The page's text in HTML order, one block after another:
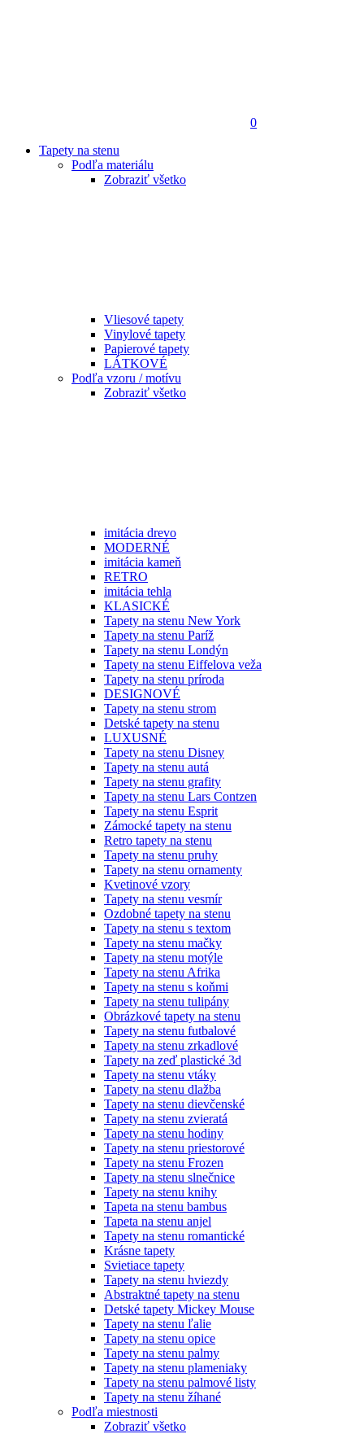
0
Tapety na stenu
Podľa materiálu
Zobraziť všetko
Vliesové tapety
Vinylové tapety
Papierové tapety
LÁTKOVÉ
Podľa vzoru / motívu
Zobraziť všetko
imitácia drevo
MODERNÉ
imitácia kameň
RETRO
imitácia tehla
KLASICKÉ
Tapety na stenu New York
Tapety na stenu Paríž
Tapety na stenu Londýn
Tapety na stenu Eiffelova veža
Tapety na stenu príroda
DESIGNOVÉ
Tapety na stenu strom
Detské tapety na stenu
LUXUSNÉ
Tapety na stenu Disney
Tapety na stenu autá
Tapety na stenu grafity
Tapety na stenu Lars Contzen
Tapety na stenu Esprit
Zámocké tapety na stenu
Retro tapety na stenu
Tapety na stenu pruhy
Tapety na stenu ornamenty
Kvetinové vzory
Tapety na stenu vesmír
Ozdobné tapety na stenu
Tapety na stenu s textom
Tapety na stenu mačky
Tapety na stenu motýle
Tapety na stenu Afrika
Tapety na stenu s koňmi
Tapety na stenu tulipány
Obrázkové tapety na stenu
Tapety na stenu futbalové
Tapety na stenu zrkadlové
Tapety na zeď plastické 3d
Tapety na stenu vtáky
Tapety na stenu dlažba
Tapety na stenu dievčenské
Tapety na stenu zvieratá
Tapety na stenu hodiny
Tapety na stenu priestorové
Tapety na stenu Frozen
Tapety na stenu slnečnice
Tapety na stenu knihy
Tapeta na stenu bambus
Tapeta na stenu anjel
Tapety na stenu romantické
Krásne tapety
Svietiace tapety
Tapety na stenu hviezdy
Abstraktné tapety na stenu
Detské tapety Mickey Mouse
Tapety na stenu ľalie
Tapety na stenu opice
Tapety na stenu palmy
Tapety na stenu plameniaky
Tapety na stenu palmové listy
Tapety na stenu žíhané
Podľa miestnosti
Zobraziť všetko